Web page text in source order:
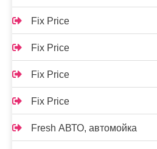
Fix Price
Fix Price
Fix Price
Fix Price
Fresh АВТО, автомойка